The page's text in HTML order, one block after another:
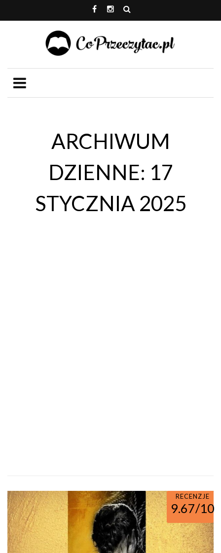
ARCHIWUM
DZIENNE: 17
STYCZNIA 2025
RECENZJE
9.67/10